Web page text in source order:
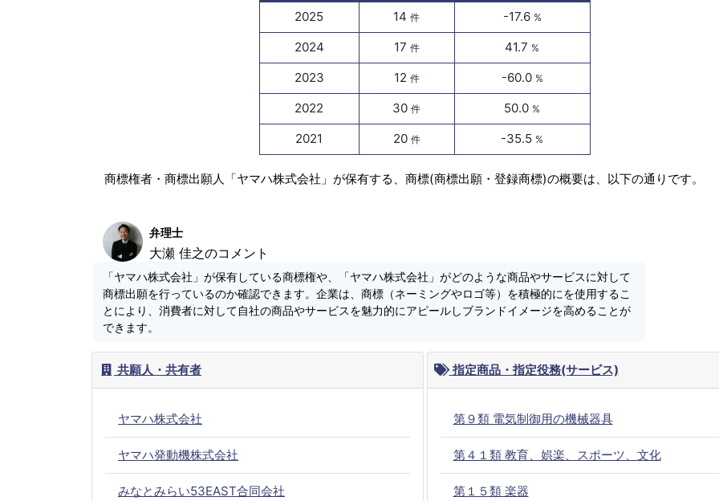
2025
14件 -17.6 %
2024 17 件 41.7 %
2023 12 件 -60.0 %
2022 30件 50.0 %
2021 20 件 -35.5 %
商標権者・商標出願人「ヤマハ株式会社」が保有する、商標(商標出願・登録商標)の概要は、以下の通りです。
弁理士
大瀬 佳之のコメント
「ヤマハ株式会社」が保有している商標権や、「ヤマハ株式会社」がどのような商品やサービスに対して
商標出願を行っているのか確認できます。企業は、商標（ネーミングやロゴ等）を積極的にを使用するこ
とにより、消費者に対して自社の商品やサービスを魅力的にアピールしブランドイメージを高めることが
できます。
共願人・共有者
ヤマハ株式会社
ヤマハ発動機株式会社
みなとみらい53EAST合同会社
指定商品・指定役務(サービス)
第９類 電気制御用の機械器具
第４１類 教育、娯楽、スポーツ、文化
第１５類 楽器